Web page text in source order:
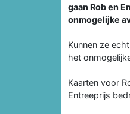
gaan Rob en
onmogelijke
Kunnen ze
het
Kaarten voor
Entreeprijs